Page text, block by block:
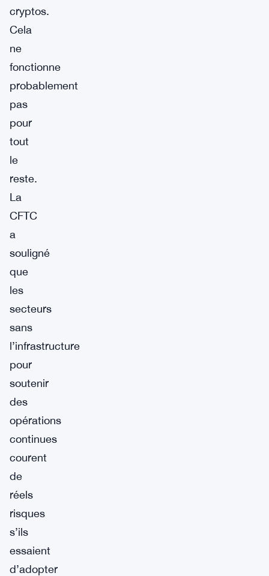
cryptos.
Cela
ne
fonctionne
probablement
pas
pour
tout
le
reste.
La
CFTC
a
souligné
que
les
secteurs
sans
l’infrastructure
pour
soutenir
des
opérations
continues
courent
de
réels
risques
s’ils
essaient
d’adopter